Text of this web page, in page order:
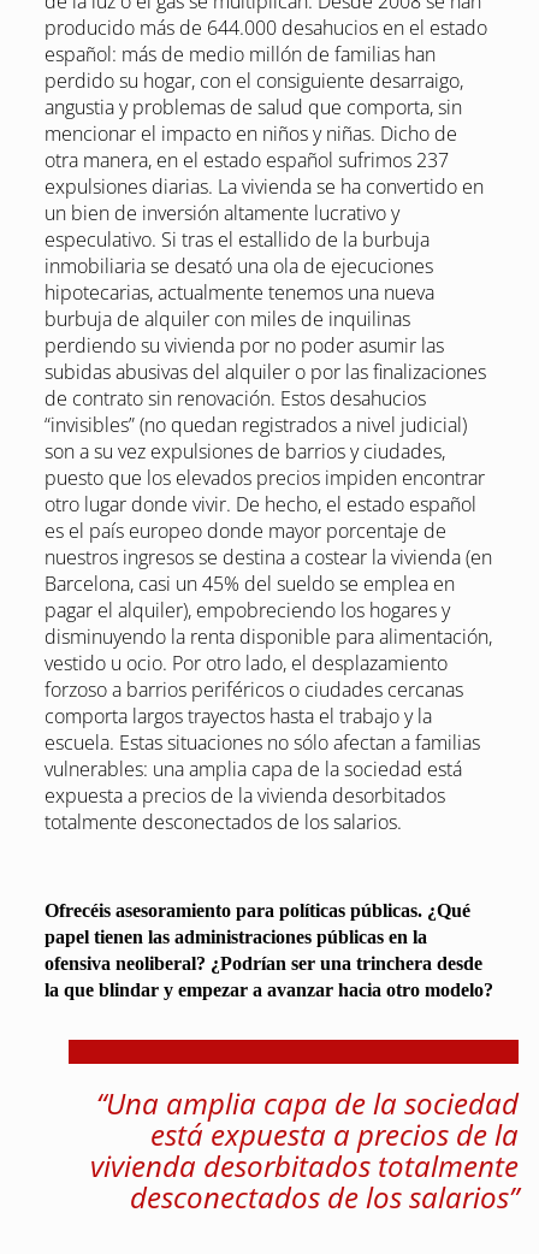
producido más de 644.000 desahucios en el estado
español: más de medio millón de familias han
perdido su hogar, con el consiguiente desarraigo,
angustia y problemas de salud que comporta, sin
mencionar el impacto en niños y niñas. Dicho de
otra manera, en el estado español sufrimos 237
expulsiones diarias. La vivienda se ha convertido en
un bien de inversión altamente lucrativo y
especulativo. Si tras el estallido de la burbuja
inmobiliaria se desató una ola de ejecuciones
hipotecarias, actualmente tenemos una nueva
burbuja de alquiler con miles de inquilinas
perdiendo su vivienda por no poder asumir las
subidas abusivas del alquiler o por las finalizaciones
de contrato sin renovación. Estos desahucios
“invisibles” (no quedan registrados a nivel judicial)
son a su vez expulsiones de barrios y ciudades,
puesto que los elevados precios impiden encontrar
otro lugar donde vivir. De hecho, el estado español
es el país europeo donde mayor porcentaje de
nuestros ingresos se destina a costear la vivienda (en
Barcelona, casi un 45% del sueldo se emplea en
pagar el alquiler), empobreciendo los hogares y
disminuyendo la renta disponible para alimentación,
vestido u ocio. Por otro lado, el desplazamiento
forzoso a barrios periféricos o ciudades cercanas
comporta largos trayectos hasta el trabajo y la
escuela. Estas situaciones no sólo afectan a familias
vulnerables: una amplia capa de la sociedad está
expuesta a precios de la vivienda desorbitados
totalmente desconectados de los salarios.
Ofrecéis asesoramiento para políticas públicas. ¿Qué
papel tienen las administraciones públicas en la
ofensiva neoliberal? ¿Podrían ser una trinchera desde
la que blindar y empezar a avanzar hacia otro modelo?
“Una amplia capa de la sociedad
está expuesta a precios de la
vivienda desorbitados totalmente
desconectados de los salarios”